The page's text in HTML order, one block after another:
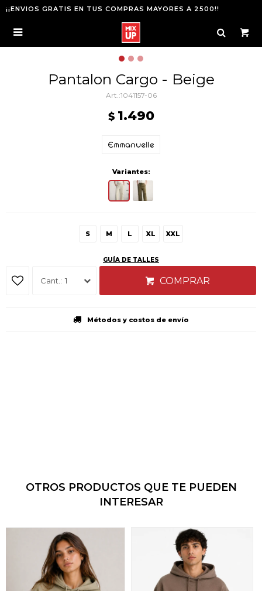
¡¡ENVIOS GRATIS EN TUS COMPRAS MAYORES A 2500!!

Pantalon Cargo - Beige
1041157-06
$ 1.490
Variantes:
S M L XL XXL
GUÍA DE TALLES
1 COMPRAR
Métodos y costos de envío
OTROS PRODUCTOS QUE TE PUEDEN
INTERESAR